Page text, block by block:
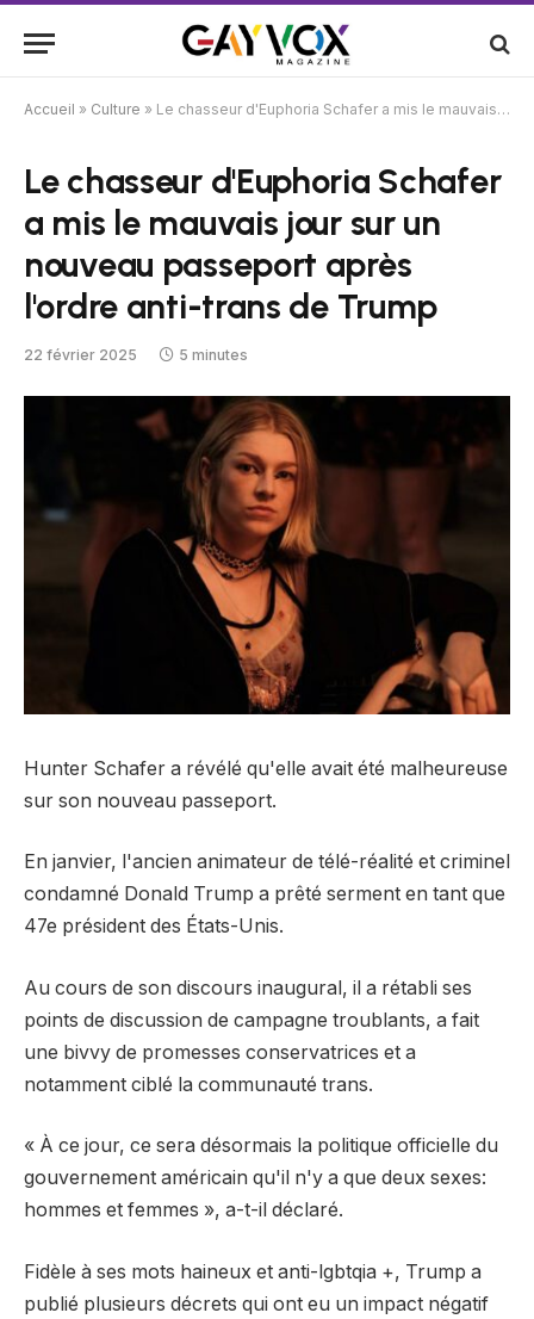
Accueil » Culture » Le chasseur d'Euphoria Schafer a mis le mauvais jour sur un nouveau passeport après l'ordre anti-trans de Trump
Le chasseur d'Euphoria Schafer
a mis le mauvais jour sur un
nouveau passeport après
l'ordre anti-trans de Trump
22 février 2025 5 minutes
Hunter Schafer a révélé qu'elle avait été malheureuse
sur son nouveau passeport.
En janvier, l'ancien animateur de télé-réalité et criminel
condamné Donald Trump a prêté serment en tant que
47e président des États-Unis.
Au cours de son discours inaugural, il a rétabli ses
points de discussion de campagne troublants, a fait
une bivvy de promesses conservatrices et a
notamment ciblé la communauté trans.
« À ce jour, ce sera désormais la politique officielle du
gouvernement américain qu'il n'y a que deux sexes:
hommes et femmes », a-t-il déclaré.
Fidèle à ses mots haineux et anti-lgbtqia +, Trump a
publié plusieurs décrets qui ont eu un impact négatif